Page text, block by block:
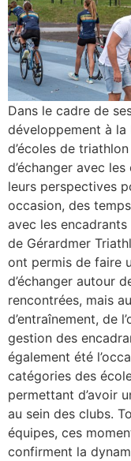
Dans le cadre de
développement à la
d’écoles de
d’échanger avec
leurs perspectives
occasion, des
avec les
de Gérardmer
ont permis de faire
d’échanger autour
rencontrées, mais
d’entraînement, de
gestion des
également été
catégories des
permettant d’avoir
au sein des clubs.
équipes, ces
confirment la